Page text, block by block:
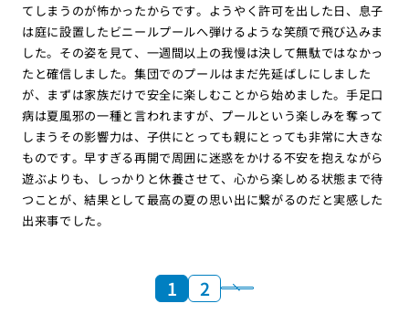
てしまうのが怖かったからです。ようやく許可を出した日、息子
は庭に設置したビニールプールへ弾けるような笑顔で飛び込みま
した。その姿を見て、一週間以上の我慢は決して無駄ではなかっ
たと確信しました。集団でのプールはまだ先延ばしにしました
が、まずは家族だけで安全に楽しむことから始めました。手足口
病は夏風邪の一種と言われますが、プールという楽しみを奪って
しまうその影響力は、子供にとっても親にとっても非常に大きな
ものです。早すぎる再開で周囲に迷惑をかける不安を抱えながら
遊ぶよりも、しっかりと休養させて、心から楽しめる状態まで待
つことが、結果として最高の夏の思い出に繋がるのだと実感した
出来事でした。
1 2